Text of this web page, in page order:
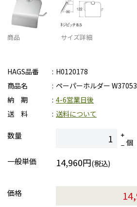
商品 サイズ詳細
HAGS品番
H0120178
商品名
ペーパーホルダー W37053
納 期
4-6営業日後
送 料
送料について
数量
個
一般単価
14,960円(税込)
価格